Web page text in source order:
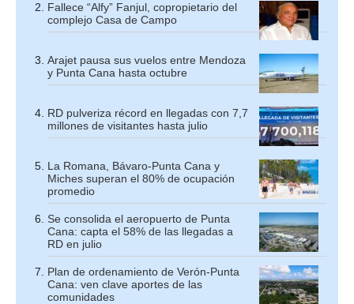
Fallece “Alfy” Fanjul, copropietario del
complejo Casa de Campo
Arajet pausa sus vuelos entre Mendoza
y Punta Cana hasta octubre
RD pulveriza récord en llegadas con 7,7
millones de visitantes hasta julio
La Romana, Bávaro-Punta Cana y
Miches superan el 80% de ocupación
promedio
Se consolida el aeropuerto de Punta
Cana: capta el 58% de las llegadas a
RD en julio
Plan de ordenamiento de Verón-Punta
Cana: ven clave aportes de las
comunidades